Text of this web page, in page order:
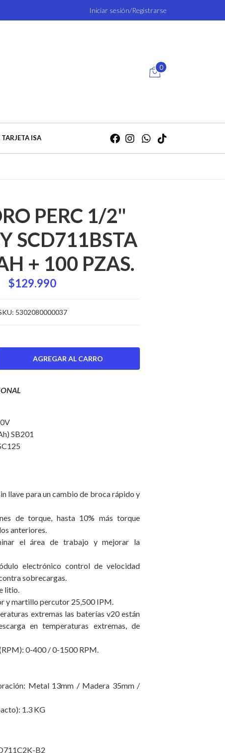
Iniciar sesión/Registrarse
0
ISA
PERC 1/2"
SCD711BSTA
+ 100 PZAS.
$129.990
5302080000037
SB201
llave para un cambio de broca rápido y
de torque, hasta 10% más torque
anteriores.
el área de trabajo y mejorar la
electrónico control de velocidad
sobrecargas.
litio.
y martillo percutor 25,500 IPM.
extremas las baterías v20 están
en temperaturas extremas, de
0-400 / 0-1500 RPM.
Metal 13mm / Madera 35mm /
1.3 KG
B2